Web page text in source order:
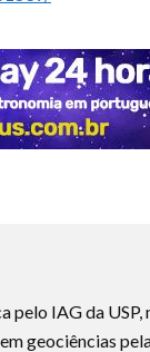
pelo IAG da
geociências